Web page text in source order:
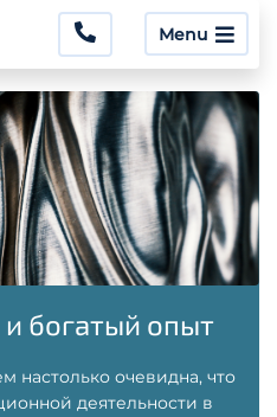
Menu
богатый опыт
настолько очевидна, что
деятельности в